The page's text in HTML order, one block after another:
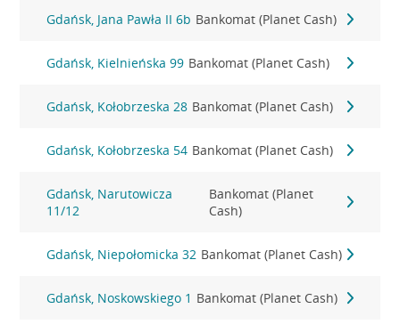
Gdańsk, Jana Pawła II 6b Bankomat (Planet Cash)
Gdańsk, Kielnieńska 99 Bankomat (Planet Cash)
Gdańsk, Kołobrzeska 28 Bankomat (Planet Cash)
Gdańsk, Kołobrzeska 54 Bankomat (Planet Cash)
Gdańsk, Narutowicza
11/12
Bankomat (Planet
Cash)
Gdańsk, Niepołomicka 32 Bankomat (Planet Cash)
Gdańsk, Noskowskiego 1 Bankomat (Planet Cash)